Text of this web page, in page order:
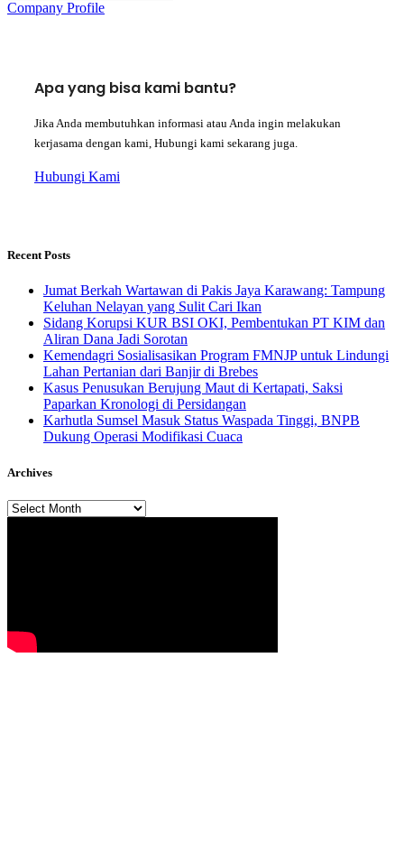
Company Profile
Apa yang bisa kami bantu?
Jika Anda membutuhkan informasi atau Anda ingin melakukan
kerjasama dengan kami, Hubungi kami sekarang juga.
Hubungi Kami
Recent Posts
Jumat Berkah Wartawan di Pakis Jaya Karawang: Tampung
Keluhan Nelayan yang Sulit Cari Ikan
Sidang Korupsi KUR BSI OKI, Pembentukan PT KIM dan
Aliran Dana Jadi Sorotan
Kemendagri Sosialisasikan Program FMNJP untuk Lindungi
Lahan Pertanian dari Banjir di Brebes
Kasus Penusukan Berujung Maut di Kertapati, Saksi
Paparkan Kronologi di Persidangan
Karhutla Sumsel Masuk Status Waspada Tinggi, BNPB
Dukung Operasi Modifikasi Cuaca
Archives
Archives